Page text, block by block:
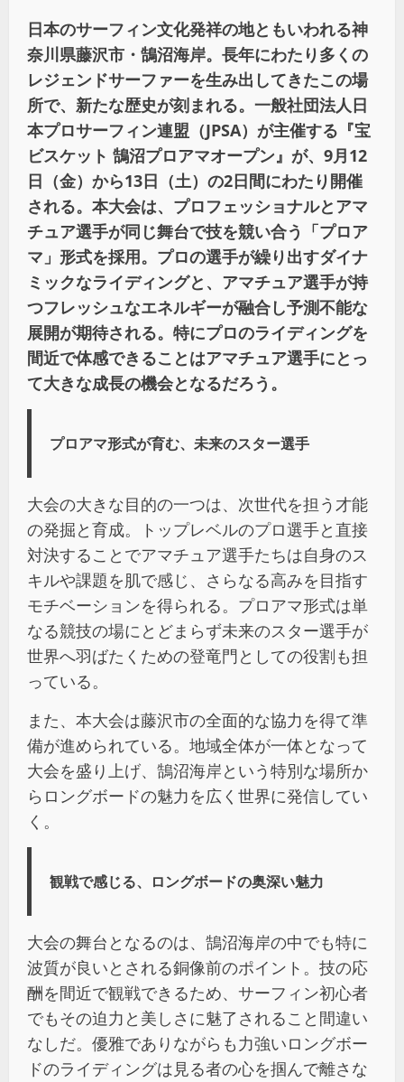
日本のサーフィン文化発祥の地ともいわれる神
奈川県藤沢市・鵠沼海岸。長年にわたり多くの
レジェンドサーファーを生み出してきたこの場
所で、新たな歴史が刻まれる。一般社団法人日
本プロサーフィン連盟（JPSA）が主催する『宝
ビスケット 鵠沼プロアマオープン』が、9月12
日（金）から13日（土）の2日間にわたり開催
される。本大会は、プロフェッショナルとアマ
チュア選手が同じ舞台で技を競い合う「プロア
マ」形式を採用。プロの選手が繰り出すダイナ
ミックなライディングと、アマチュア選手が持
つフレッシュなエネルギーが融合し予測不能な
展開が期待される。特にプロのライディングを
間近で体感できることはアマチュア選手にとっ
て大きな成長の機会となるだろう。
プロアマ形式が育む、未来のスター選手
大会の大きな目的の一つは、次世代を担う才能
の発掘と育成。トップレベルのプロ選手と直接
対決することでアマチュア選手たちは自身のス
キルや課題を肌で感じ、さらなる高みを目指す
モチベーションを得られる。プロアマ形式は単
なる競技の場にとどまらず未来のスター選手が
世界へ羽ばたくための登竜門としての役割も担
っている。
また、本大会は藤沢市の全面的な協力を得て準
備が進められている。地域全体が一体となって
大会を盛り上げ、鵠沼海岸という特別な場所か
らロングボードの魅力を広く世界に発信してい
く。
観戦で感じる、ロングボードの奥深い魅力
大会の舞台となるのは、鵠沼海岸の中でも特に
波質が良いとされる銅像前のポイント。技の応
酬を間近で観戦できるため、サーフィン初心者
でもその迫力と美しさに魅了されること間違い
なしだ。優雅でありながらも力強いロングボー
ドのライディングは見る者の心を掴んで離さな